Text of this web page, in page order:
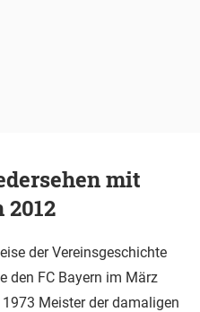
mit
der Vereinsgeschichte
den FC Bayern im März
Meister der damaligen